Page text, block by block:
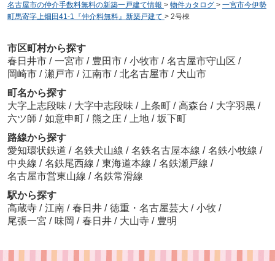
名古屋市の仲介手数料無料の新築一戸建て情報 > 物件カタログ > 一宮市今伊勢
町馬寄字上畑田41-1『仲介料無料』新築戸建て > 2号棟
市区町村から探す
春日井市 / 一宮市 / 豊田市 / 小牧市 / 名古屋市守山区 /
岡崎市 / 瀬戸市 / 江南市 / 北名古屋市 / 犬山市
町名から探す
大字上志段味 / 大字中志段味 / 上条町 / 高森台 / 大字羽黒 /
六ツ師 / 如意申町 / 熊之庄 / 上地 / 坂下町
路線から探す
愛知環状鉄道 / 名鉄犬山線 / 名鉄名古屋本線 / 名鉄小牧線 /
中央線 / 名鉄尾西線 / 東海道本線 / 名鉄瀬戸線 /
名古屋市営東山線 / 名鉄常滑線
駅から探す
高蔵寺 / 江南 / 春日井 / 徳重・名古屋芸大 / 小牧 /
尾張一宮 / 味岡 / 春日井 / 大山寺 / 豊明